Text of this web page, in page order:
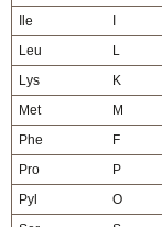
Ile
Leu
L
Lys
K
Met
M
Phe
F
Pro
P
Pyl
O